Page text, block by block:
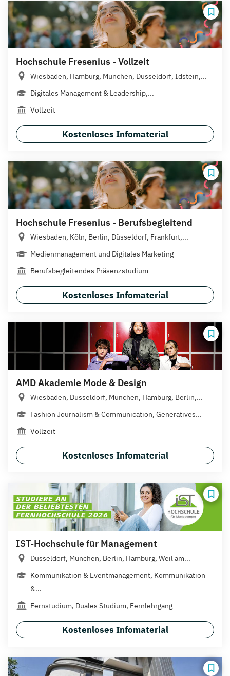
Hochschule Fresenius - Vollzeit
Wiesbaden, Hamburg, München, Düsseldorf, Idstein,...
Digitales Management & Leadership,...
Vollzeit
Kostenloses Infomaterial
Hochschule Fresenius - Berufsbegleitend
Wiesbaden, Köln, Berlin, Düsseldorf, Frankfurt,...
Medienmanagement und Digitales Marketing
Berufsbegleitendes Präsenzstudium
Kostenloses Infomaterial
AMD Akademie Mode & Design
Wiesbaden, Düsseldorf, München, Hamburg, Berlin,...
Fashion Journalism & Communication, Generatives...
Vollzeit
Kostenloses Infomaterial
IST-Hochschule für Management
Düsseldorf, München, Berlin, Hamburg, Weil am...
Kommunikation & Eventmanagement, Kommunikation
&...
Fernstudium, Duales Studium, Fernlehrgang
Kostenloses Infomaterial